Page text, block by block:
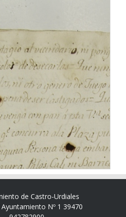
de Castro-Urdiales
Ayuntamiento Nº 1 39470